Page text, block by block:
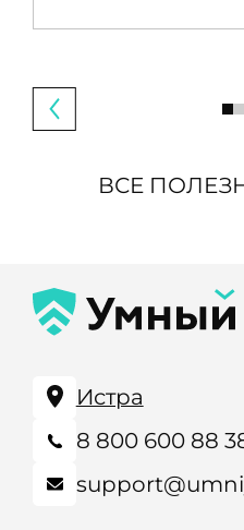
ВСЕ
Истра
8 800 600 88